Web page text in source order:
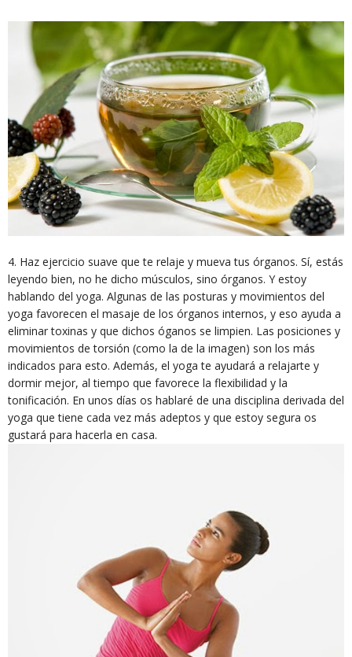
4. Haz ejercicio suave que te relaje y mueva tus órganos. Sí, estás
leyendo bien, no he dicho músculos, sino órganos. Y estoy
hablando del yoga. Algunas de las posturas y movimientos del
yoga favorecen el masaje de los órganos internos, y eso ayuda a
eliminar toxinas y que dichos óganos se limpien. Las posiciones y
movimientos de torsión (como la de la imagen) son los más
indicados para esto. Además, el yoga te ayudará a relajarte y
dormir mejor, al tiempo que favorece la flexibilidad y la
tonificación. En unos días os hablaré de una disciplina derivada del
yoga que tiene cada vez más adeptos y que estoy segura os
gustará para hacerla en casa.